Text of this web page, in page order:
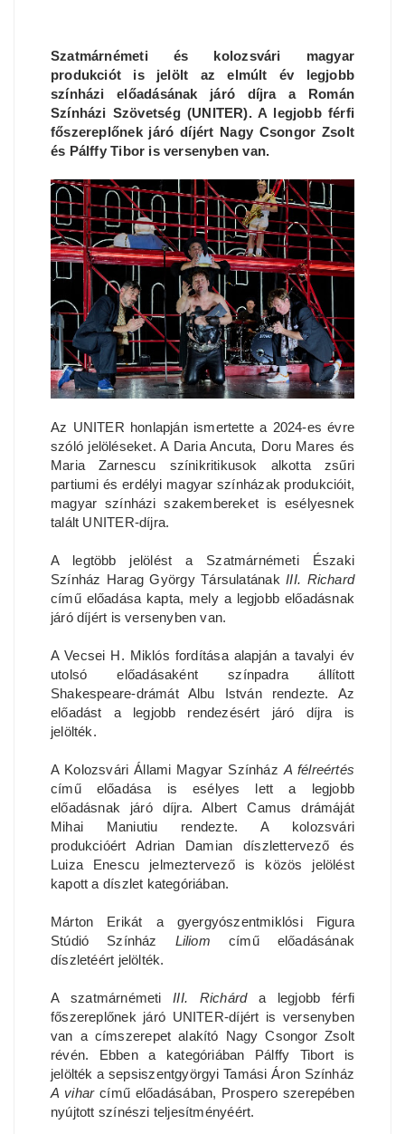
Szatmárnémeti és kolozsvári magyar
produkciót is jelölt az elmúlt év legjobb
színházi előadásának járó díjra a Román
Színházi Szövetség (UNITER). A legjobb férfi
főszereplőnek járó díjért Nagy Csongor Zsolt
és Pálffy Tibor is versenyben van.
Az UNITER honlapján ismertette a 2024-es évre
szóló jelöléseket. A Daria Ancuta, Doru Mares és
Maria Zarnescu színikritikusok alkotta zsűri
partiumi és erdélyi magyar színházak produkcióit,
magyar színházi szakembereket is esélyesnek
talált UNITER-díjra.
A legtöbb jelölést a Szatmárnémeti Északi
Színház Harag György TársulatánakIII. Richard
című előadása kapta, mely a legjobb előadásnak
járó díjért is versenyben van.
A Vecsei H. Miklós fordítása alapján a tavalyi év
utolsó előadásaként színpadra állított
Shakespeare-drámát Albu István rendezte. Az
előadást a legjobb rendezésért járó díjra is
jelölték.
A Kolozsvári Állami Magyar Színház A félreértés
című előadása is esélyes lett a legjobb
előadásnak járó díjra. Albert Camus drámáját
Mihai Maniutiu rendezte. A kolozsvári
produkcióért Adrian Damian díszlettervező és
Luiza Enescu jelmeztervező is közös jelölést
kapott a díszlet kategóriában.
Márton Erikát a gyergyószentmiklósi Figura
Stúdió Színház Liliom című előadásának
díszletéért jelölték.
A szatmárnémetiIII. Richárda legjobb férfi
főszereplőnek járó UNITER-díjért is versenyben
van a címszerepet alakító Nagy Csongor Zsolt
révén. Ebben a kategóriában Pálffy Tibort is
jelölték a sepsiszentgyörgyi Tamási Áron Színház
A viharcímű előadásában, Prospero szerepében
nyújtott színészi teljesítményéért.